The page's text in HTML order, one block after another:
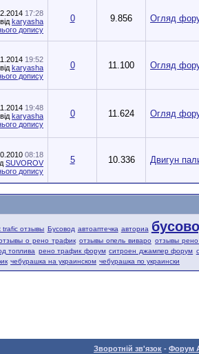
17:28
від karyasha 0 9.856 Огляд
19:52
від karyasha 0 11.100 Огляд
19:48
від karyasha 0 11.624 Огляд
08:18
SUVOROV 5 10.336 Двигун
trafic отзывы Бусовод автоаптечка авториа
о рено трафик отзывы опель виваро отзывы
топлива рено трафик форум ситроен джампер форум
чебурашка на украинском чебурашка по украински
Зворотній зв'язок - Форум